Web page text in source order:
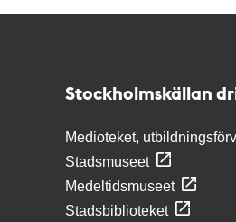
Stockholmskällan
Medioteket,
Stadsmuseet
Medeltidsmuseet
Stadsbiblioteket